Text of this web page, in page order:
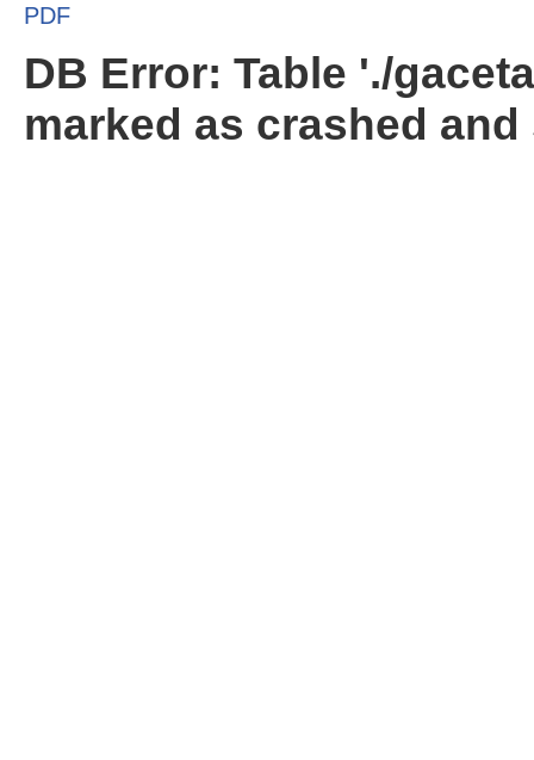
PDF
DB Error: Table './
marked as crashed